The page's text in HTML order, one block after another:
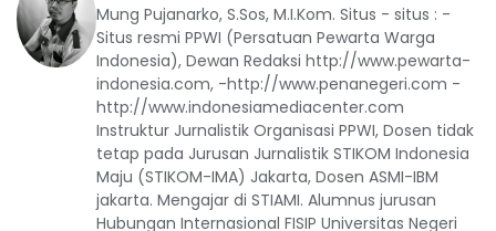
Mung Pujanarko, S.Sos, M.I.Kom. Situs - situs : -
Situs resmi PPWI (Persatuan Pewarta Warga
Indonesia), Dewan Redaksi http://www.pewarta-
indonesia.com, -http://www.penanegeri.com -
http://www.indonesiamediacenter.com
Instruktur Jurnalistik Organisasi PPWI, Dosen tidak
tetap pada Jurusan Jurnalistik STIKOM Indonesia
Maju (STIKOM-IMA) Jakarta, Dosen ASMI-IBM
jakarta. Mengajar di STIAMI. Alumnus jurusan
Hubungan Internasional FISIP Universitas Negeri